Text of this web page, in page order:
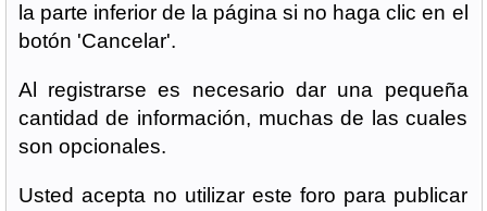
la parte inferior de la página si no haga clic en el
botón 'Cancelar'.
Al registrarse es necesario dar una pequeña
cantidad de información, muchas de las cuales
son opcionales.
Usted acepta no utilizar este foro para publicar